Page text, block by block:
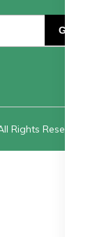
GỬI
Rights Reserved